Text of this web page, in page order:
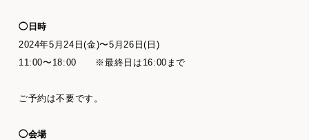
◯日時
2024年5月24日(金)〜5月26日(日)
11:00〜18:00 ※最終日は16:00まで
ご予約は不要です。
◯会場